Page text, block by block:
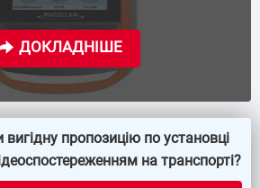
пропозицію по установці
на транспорті?